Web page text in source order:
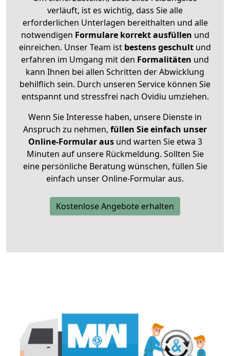
verläuft, ist es wichtig, dass Sie alle
erforderlichen Unterlagen bereithalten und alle
notwendigen Formulare korrekt ausfüllen und
einreichen. Unser Team ist bestens geschult und
erfahren im Umgang mit den Formalitäten und
kann Ihnen bei allen Schritten der Abwicklung
behilflich sein. Durch unseren Service können Sie
entspannt und stressfrei nach Ovidiu umziehen.
Wenn Sie Interesse haben, unsere Dienste in
Anspruch zu nehmen, füllen Sie einfach unser
Online-Formular ausund warten Sie etwa 3
Minuten auf unsere Rückmeldung. Sollten Sie
eine persönliche Beratung wünschen, füllen Sie
einfach unser Online-Formular aus.
Kostenlose Angebote erhalten